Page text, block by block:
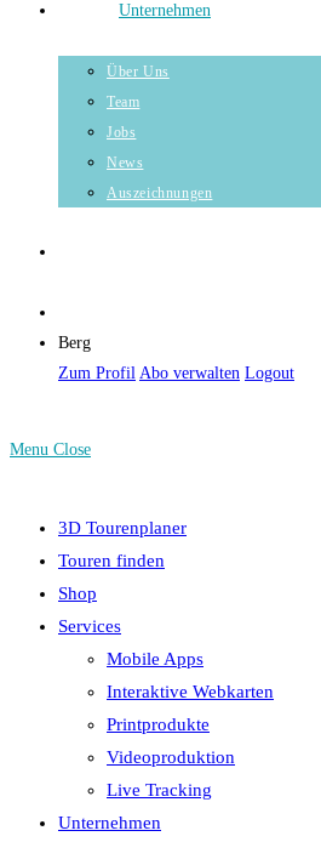
Unternehmen
Über Uns
Team
Jobs
News
Auszeichnungen
Berg
Zum Profil Abo verwalten Logout
Menu Close
3D Tourenplaner
Touren finden
Shop
Services
Mobile Apps
Interaktive Webkarten
Printprodukte
Videoproduktion
Live Tracking
Unternehmen